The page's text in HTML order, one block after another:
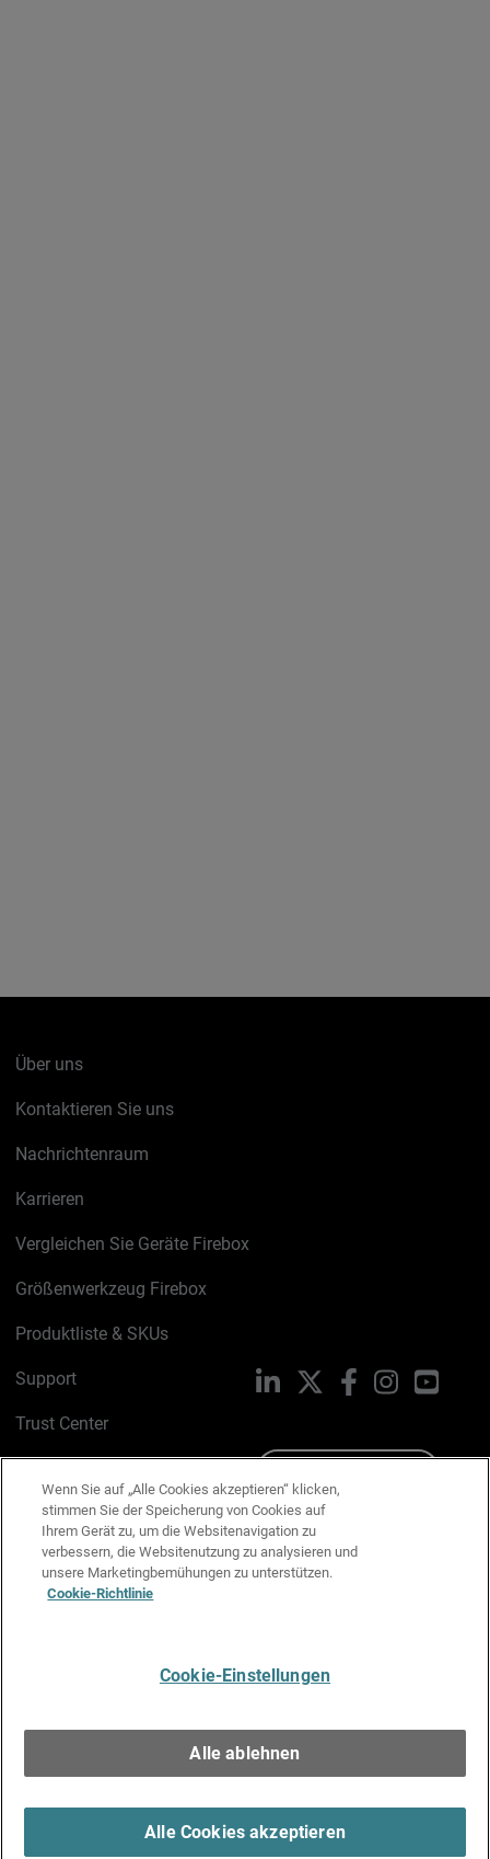
Über uns
Kontaktieren Sie uns
Nachrichtenraum
Karrieren
Vergleichen Sie Geräte Firebox
Größenwerkzeug Firebox
Produktliste & SKUs
Support
Trust Center
Cookie-Richtlinie
Datenschutzrichtlinie
Media & Brand Kit
LinkedIn FacebookInstagram
Wenn Sie auf „Alle Cookies akzeptieren“ klicken,
stimmen Sie der Speicherung von Cookies auf
Ihrem Gerät zu, um die Websitenavigation zu
verbessern, die Websitenutzung zu analysieren und
unsere Marketingbemühungen zu unterstützen.
Cookie-Richtlinie
Cookie-Einstellungen
Alle ablehnen
Alle Cookies akzeptieren